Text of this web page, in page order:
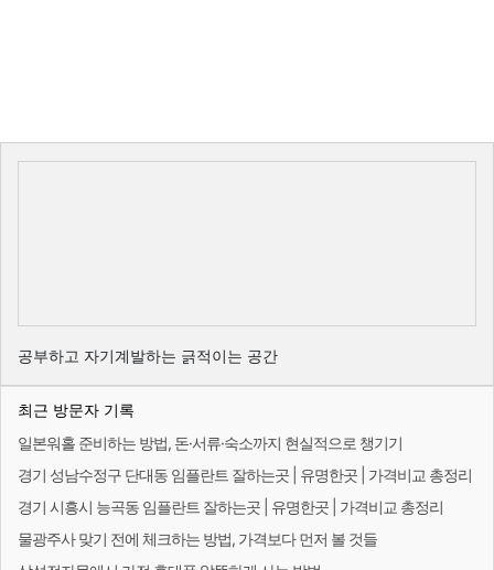
공부하고 자기계발하는 긁적이는 공간
최근 방문자 기록
일본워홀 준비하는 방법, 돈·서류·숙소까지 현실적으로 챙기기
경기 성남수정구 단대동 임플란트 잘하는곳 | 유명한곳 | 가격비교 총정리
경기 시흥시 능곡동 임플란트 잘하는곳 | 유명한곳 | 가격비교 총정리
물광주사 맞기 전에 체크하는 방법, 가격보다 먼저 볼 것들